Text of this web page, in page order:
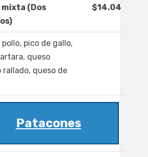
mixta (Dos
$14.04
pollo, pico de gallo,
queso
rallado, queso de
Patacones